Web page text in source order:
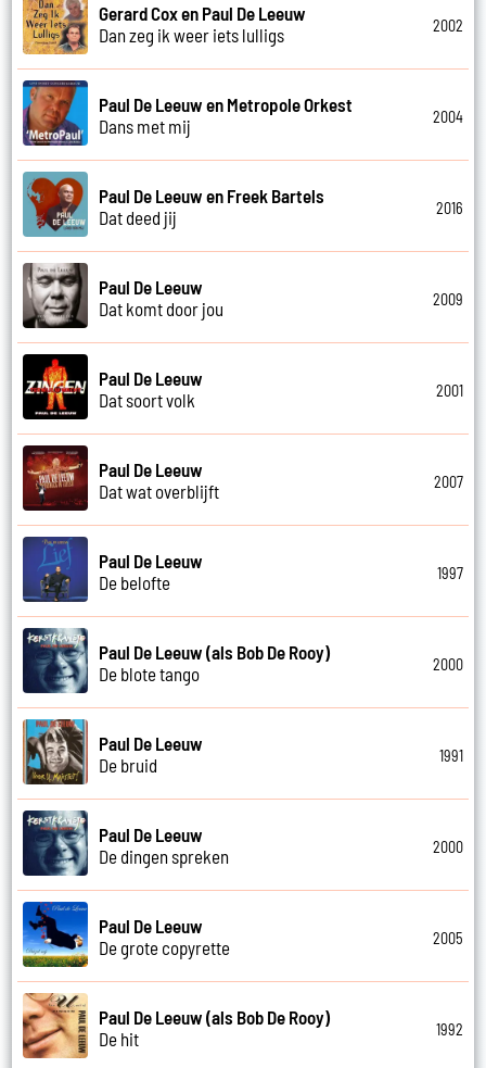
Gerard Cox en Paul De Leeuw
Dan zeg ik weer iets lulligs
2002
Paul De Leeuw en Metropole Orkest
Dans met mij
2004
Paul De Leeuw en Freek Bartels
Dat deed jij
2016
Paul De Leeuw
Dat komt door jou
2009
Paul De Leeuw
Dat soort volk
2001
Paul De Leeuw
Dat wat overblijft
2007
Paul De Leeuw
De belofte
1997
Paul De Leeuw (als Bob De Rooy)
De blote tango
2000
Paul De Leeuw
De bruid
1991
Paul De Leeuw
De dingen spreken
2000
Paul De Leeuw
De grote copyrette
2005
Paul De Leeuw (als Bob De Rooy)
De hit
1992